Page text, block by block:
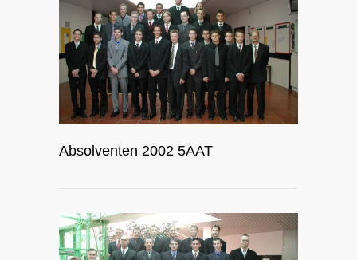
Absolventen 2002 5AAT